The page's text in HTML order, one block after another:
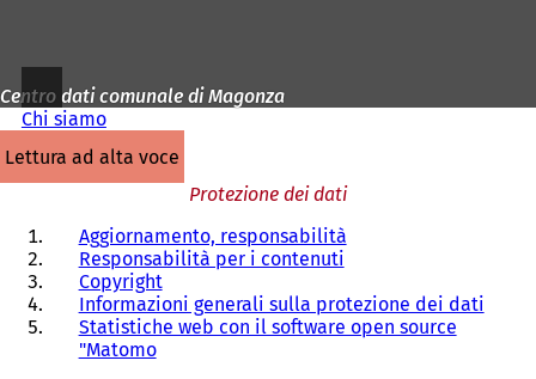
Centro dati comunale di Magonza
Chi siamo
lettura ad alta voce
Protezione dei dati
Aggiornamento, responsabilità
Responsabilità per i contenuti
Copyright
Informazioni generali sulla protezione dei dati
Statistiche web con il software open source
"Matomo